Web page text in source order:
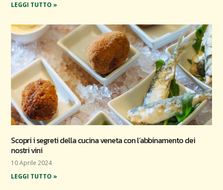
LEGGI TUTTO »
Scopri i segreti della cucina veneta con l’abbinamento dei
nostri vini
10 Aprile 2024
LEGGI TUTTO »